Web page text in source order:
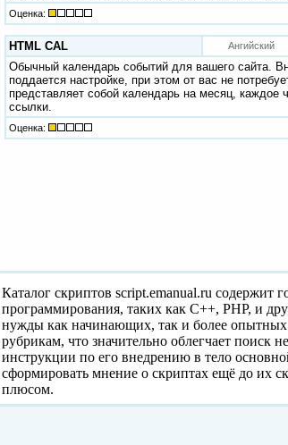
Оценка:
HTML CAL Ангийский
Обычный календарь событий для вашего сайта.
поддается настройке, при этом от вас не
представляет собой календарь на месяц, каждое
ссылки.
Оценка:
Каталог скриптов script.emanual.ru содержит
программирования, таких как C++, PHP, и
нужды как начинающих, так и более опытных
рубрикам, что значительно облегчает поиск
инструкции по его внедрению в тело
сформировать мнение о скриптах ещё до их
плюсом.